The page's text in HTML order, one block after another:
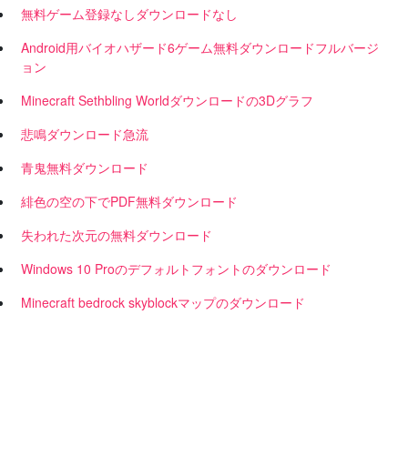
無料ゲーム登録なしダウンロードなし
Android用バイオハザード6ゲーム無料ダウンロードフルバージ
ョン
Minecraft Sethbling Worldダウンロードの3Dグラフ
悲鳴ダウンロード急流
青鬼無料ダウンロード
緋色の空の下でPDF無料ダウンロード
失われた次元の無料ダウンロード
Windows 10 Proのデフォルトフォントのダウンロード
Minecraft bedrock skyblockマップのダウンロード